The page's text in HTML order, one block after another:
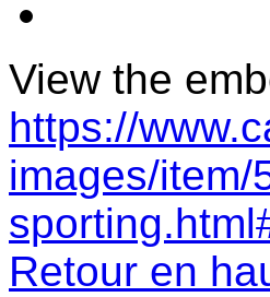
View the
https://
images/item/
Retour en